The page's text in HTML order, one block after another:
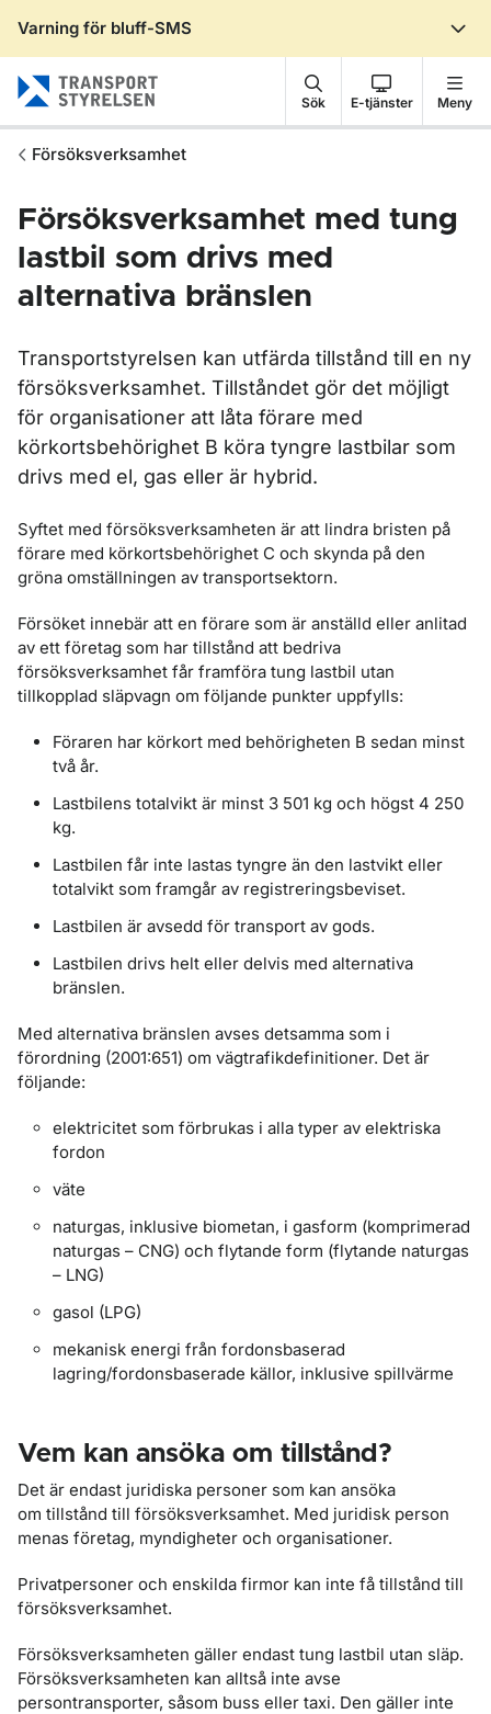
Varning för bluff-SMS
Sök E-tjänster Meny
Försöksverksamhet
Försöksverksamhet med tung
lastbil som drivs med
alternativa bränslen
Transportstyrelsen kan utfärda tillstånd till en ny
försöksverksamhet. Tillståndet gör det möjligt
för organisationer att låta förare med
körkortsbehörighet B köra tyngre lastbilar som
drivs med el, gas eller är hybrid.
Syftet med försöksverksamheten är att lindra bristen på
förare med körkortsbehörighet C och skynda på den
gröna omställningen av transportsektorn.
Försöket innebär att en förare som är anställd eller anlitad
av ett företag som har tillstånd att bedriva
försöksverksamhet får framföra tung lastbil utan
tillkopplad släpvagn om följande punkter uppfylls:
Föraren har körkort med behörigheten B sedan minst
två år.
Lastbilens totalvikt är minst 3 501 kg och högst 4 250
kg.
Lastbilen får inte lastas tyngre än den lastvikt eller
totalvikt som framgår av registreringsbeviset.
Lastbilen är avsedd för transport av gods.
Lastbilen drivs helt eller delvis med alternativa
bränslen.
Med alternativa bränslen avses detsamma som i
förordning (2001:651) om vägtrafikdefinitioner. Det är
följande:
elektricitet som förbrukas i alla typer av elektriska
fordon
väte
naturgas, inklusive biometan, i gasform (komprimerad
naturgas – CNG) och flytande form (flytande naturgas
– LNG)
gasol (LPG)
mekanisk energi från fordonsbaserad
lagring/fordonsbaserade källor, inklusive spillvärme
Vem kan ansöka om tillstånd?
Det är endast juridiska personer som kan ansöka
om tillstånd till försöksverksamhet. Med juridisk person
menas företag, myndigheter och organisationer.
Privatpersoner och enskilda firmor kan inte få tillstånd till
försöksverksamhet.
Försöksverksamheten gäller endast tung lastbil utan släp.
Försöksverksamheten kan alltså inte avse
persontransporter, såsom buss eller taxi. Den gäller inte